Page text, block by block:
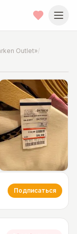
Outlet»/
Подписаться